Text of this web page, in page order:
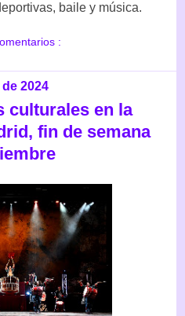
baile y música.
:
2024
culturales en la
fin de semana